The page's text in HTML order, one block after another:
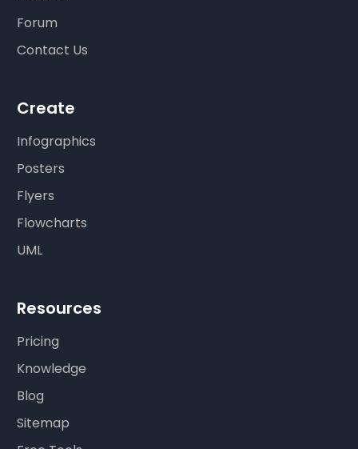
Forum
Contact Us
Create
Infographics
Posters
Flyers
Flowcharts
UML
Resources
Pricing
Knowledge
Blog
Sitemap